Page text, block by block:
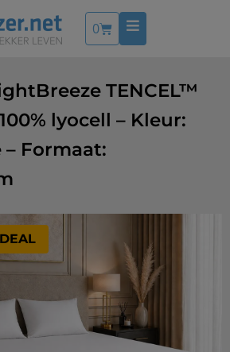
0
TENCEL™
lyocell – Kleur:
Formaat: